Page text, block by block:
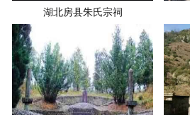
湖北房县朱氏宗祠